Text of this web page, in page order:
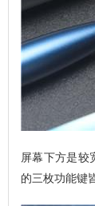
屏幕下方是较
的三枚功能键